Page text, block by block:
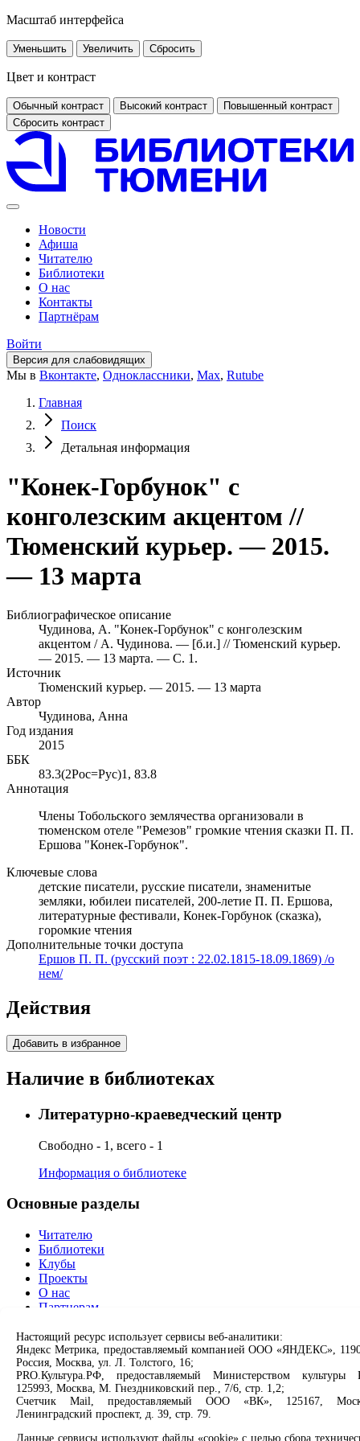
Масштаб интерфейса
Уменьшить Увеличить Сбросить
Цвет и контраст
Обычный контраст Высокий контраст
Повышенный контраст
Сбросить контраст
Новости
Афиша
Читателю
Библиотеки
О нас
Контакты
Партнёрам
Войти
Версия для слабовидящих
Мы в Вконтакте, Одноклассники, Max, Rutube
Главная
Поиск
Детальная информация
"Конек-Горбунок" с
конголезским акцентом //
Тюменский курьер. — 2015.
— 13 марта
Библиографическое описание
Чудинова, А. "Конек-Горбунок" с конголезским
акцентом / А. Чудинова. — [б.и.] // Тюменский курьер.
— 2015. — 13 марта. — С. 1.
Источник
Тюменский курьер. — 2015. — 13 марта
Автор
Чудинова, Анна
Год издания
2015
ББК
83.3(2Рос=Рус)1, 83.8
Аннотация
Члены Тобольского землячества организовали в
тюменском отеле "Ремезов" громкие чтения сказки П. П.
Ершова "Конек-Горбунок".
Ключевые слова
детские писатели, русские писатели, знаменитые
земляки, юбилеи писателей, 200-летие П. П. Ершова,
литературные фестивали, Конек-Горбунок (сказка),
горомкие чтения
Дополнительные точки доступа
Ершов П. П. (русский поэт : 22.02.1815-18.09.1869) /о
нем/
Действия
Добавить в избранное
Наличие в библиотеках
Литературно-краеведческий центр
Свободно - 1, всего - 1
Информация о библиотеке
Основные разделы
Читателю
Библиотеки
Клубы
Проекты
О нас
Партнерам
Сервисы
Продлить книгу
Спроси библиотекаря
Спроси краеведа
Оцените качество услуг
Настоящий ресурс использует сервисы веб-аналитики:
Яндекс Метрика, предоставляемый компанией ООО «ЯНДЕКС»,
Россия, Москва, ул. Л. Толстого, 16;
PRO.Культура.РФ, предоставляемый Министерством культуры
125993, Москва, М. Гнездниковский пер., 7/6, стр. 1,2;
Счетчик Mail, предоставляемый ООО «ВК», 125167,
Ленинградский проспект, д. 39, стр. 79.
Данные сервисы используют файлы «cookie» с целью сбора